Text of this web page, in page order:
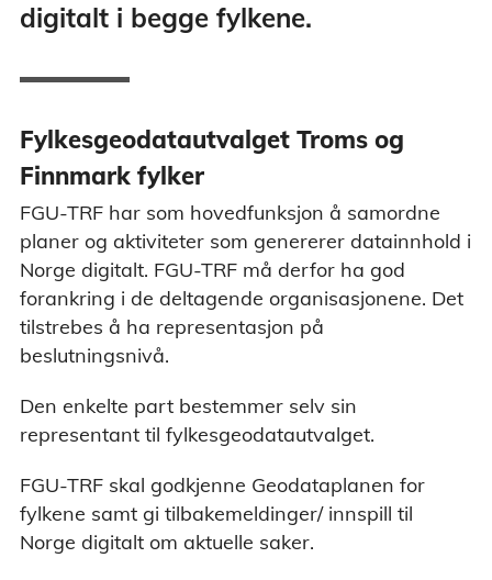
digitalt i begge fylkene.
Fylkesgeodatautvalget Troms og
Finnmark fylker
FGU-TRF har som hovedfunksjon å samordne
planer og aktiviteter som genererer datainnhold i
Norge digitalt. FGU-TRF må derfor ha god
forankring i de deltagende organisasjonene. Det
tilstrebes å ha representasjon på
beslutningsnivå.
Den enkelte part bestemmer selv sin
representant til fylkesgeodatautvalget.
FGU-TRF skal godkjenne Geodataplanen for
fylkene samt gi tilbakemeldinger/ innspill til
Norge digitalt om aktuelle saker.